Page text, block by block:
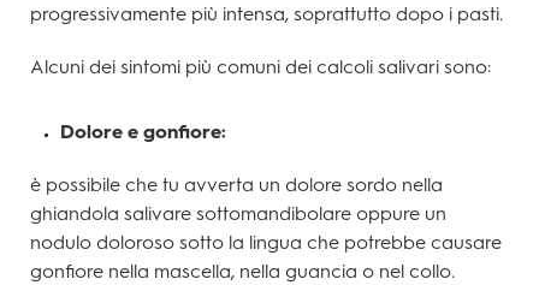
progressivamente più intensa, soprattutto dopo i pasti.
Alcuni dei sintomi più comuni dei calcoli salivari sono:
Dolore e gonfiore:
è possibile che tu avverta un dolore sordo nella
ghiandola salivare sottomandibolare oppure un
nodulo doloroso sotto la lingua che potrebbe causare
gonfiore nella mascella, nella guancia o nel collo.